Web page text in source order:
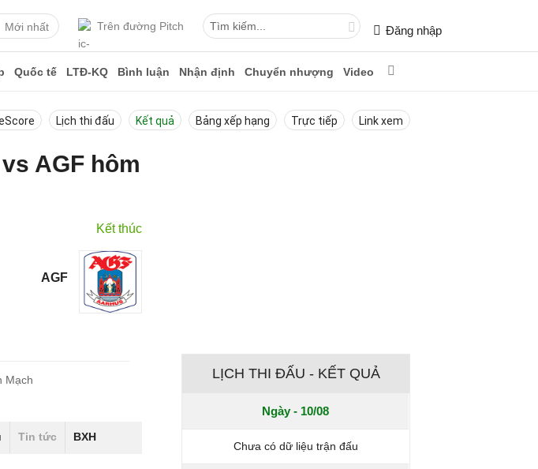
Mới nhất Trên đường Pitch Đăng nhập
Quốc tế LTĐ-KQ Bình luận Nhận định Chuyển nhượng Video
Lịch thi đấu Kết quả Bảng xếp hạng Trực tiếp Link xem
AGF hôm
Kết thúc
AGF
Mạch
Tin tức BXH
LỊCH THI ĐẤU - KẾT QUẢ
Ngày - 10/08
Chưa có dữ liệu trận đấu